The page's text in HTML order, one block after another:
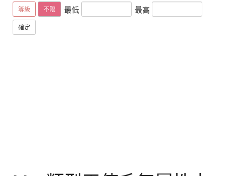
等級 不限 最低 最高
確定